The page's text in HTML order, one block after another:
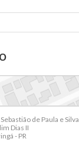
Sebastião de Paula e Silva
Dias II
- PR